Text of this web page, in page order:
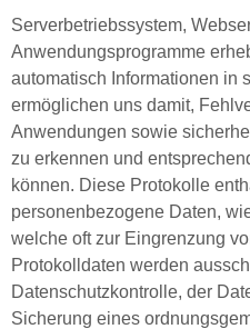
Serverbetriebssystem,
Anwendungsprogramme
automatisch Informationen in
ermöglichen uns damit,
Anwendungen sowie
zu erkennen und
können. Diese Protokolle
personenbezogene Daten,
welche oft zur Eingrenzung
Protokolldaten werden
Datenschutzkontrolle, der
Sicherung eines